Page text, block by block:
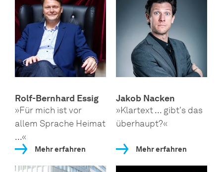
Rolf-Bernhard Essig
»Für mich ist vor
allem Sprache Heimat
...«
Mehr erfahren
Jakob Nacken
»Klartext ... gibt's das
überhaupt?«
Mehr erfahren